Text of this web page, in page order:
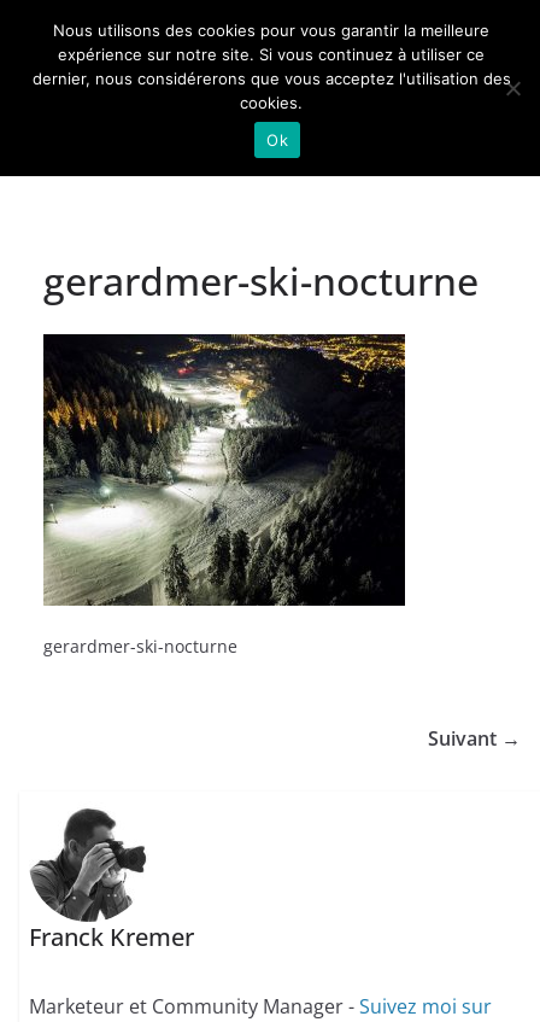
contenu
Actualités de Lorraine pour les Lorrains
gerardmer-ski-nocturne
gerardmer-ski-nocturne
Suivant →
Franck Kremer
Marketeur et Community Manager -Suivez moi sur
Nous utilisons des cookies pour vous garantir la meilleure
expérience sur notre site. Si vous continuez à utiliser ce
dernier, nous considérerons que vous acceptez l'utilisation des
cookies.
Ok